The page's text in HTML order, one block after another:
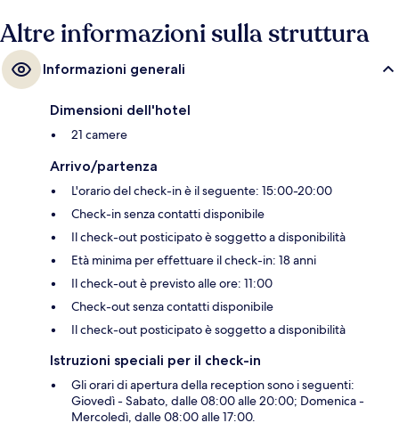
Altre informazioni sulla struttura
Informazioni generali
Dimensioni dell'hotel
21 camere
Arrivo/partenza
L'orario del check-in è il seguente: 15:00-20:00
Check-in senza contatti disponibile
Il check-out posticipato è soggetto a disponibilità
Età minima per effettuare il check-in: 18 anni
Il check-out è previsto alle ore: 11:00
Check-out senza contatti disponibile
Il check-out posticipato è soggetto a disponibilità
Istruzioni speciali per il check-in
Gli orari di apertura della reception sono i seguenti:
Giovedì - Sabato, dalle 08:00 alle 20:00; Domenica -
Mercoledì, dalle 08:00 alle 17:00.